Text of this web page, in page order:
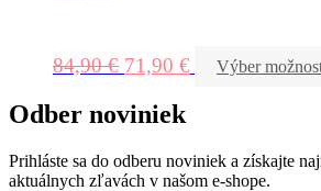
84,90€ 71,90 € Výber
Odber noviniek
Prihláste sa do odberu noviniek a získajte
aktuálnych zľavách v našom e-shope.